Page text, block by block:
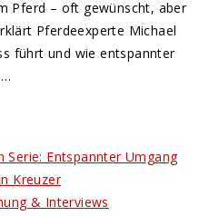
Pferd – oft gewünscht, aber
Pferdeexperte Michael
führt und wie entspannter
& Interviews